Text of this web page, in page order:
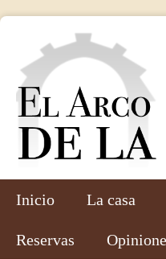
Inicio La casa
Reservas